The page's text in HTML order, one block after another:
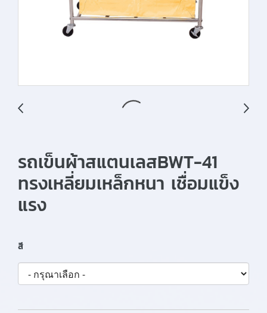
รถเข็นผ้าสแตนเลสBWT-41
ทรงเหลี่ยมเหล็กหนา เชื่อมแข็ง
แรง
สี